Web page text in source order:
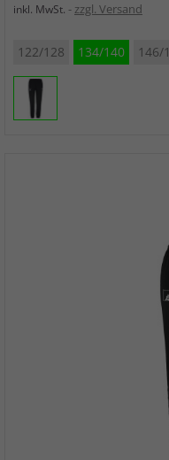
inkl. MwSt. zzgl. Versand
122/128 134/140 146/